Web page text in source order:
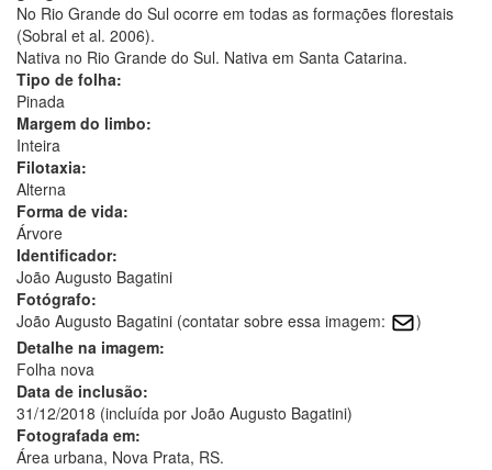
No Rio Grande do Sul ocorre em todas as formações florestais
(Sobral et al. 2006).
Nativa no Rio Grande do Sul. Nativa em Santa Catarina.
Tipo de folha:
Pinada
Margem do limbo:
Inteira
Filotaxia:
Alterna
Forma de vida:
Árvore
Identificador:
João Augusto Bagatini
Fotógrafo:
João Augusto Bagatini (contatar sobre essa imagem:
)
Detalhe na imagem:
Folha nova
Data de inclusão:
31/12/2018 (incluída por João Augusto Bagatini)
Fotografada em:
Área urbana, Nova Prata, RS.